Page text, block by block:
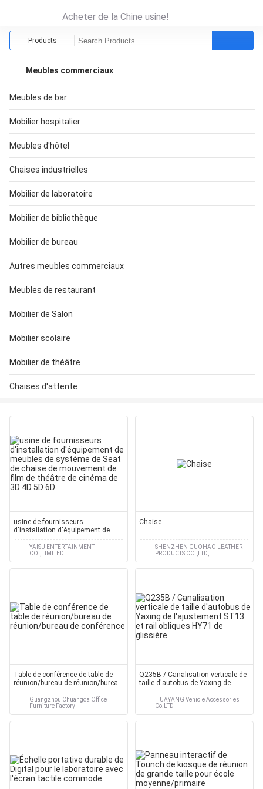
Acheter de la Chine usine!
Products
Meubles commerciaux
Meubles de bar
Mobilier hospitalier
Meubles d'hôtel
Chaises industrielles
Mobilier de laboratoire
Mobilier de bibliothèque
Mobilier de bureau
Autres meubles commerciaux
Meubles de restaurant
Mobilier de Salon
Mobilier scolaire
Mobilier de théâtre
Chaises d'attente
usine de fournisseurs
d'installation d'équipement de
meubles de système de Seat de
chaise de mouvement de film de
théâtre de cinéma de 3D 4D 5D 6D
YAISU ENTERTAINMENT
CO.,LIMITED
Chaise
SHENZHEN GUOHAO LEATHER
PRODUCTS CO.,LTD,
Table de conférence de table de
réunion/bureau de réunion/bureau
de conférence
Guangzhou Chuangda Office
Furniture Factory
Q235B / Canalisation verticale de
taille d'autobus de Yaxing de
l'ajustement ST13 et rail obliques
HY71 de glissière
HUAYANG Vehicle Accessories
Co.LTD